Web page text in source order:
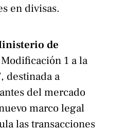
en divisas.
de
1 a la
, destinada a
del mercado
marco legal
las transacciones